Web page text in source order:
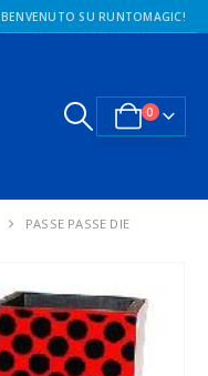
BENVENUTO SU RUNTOMAGIC!
0
PASSE PASSE DIE